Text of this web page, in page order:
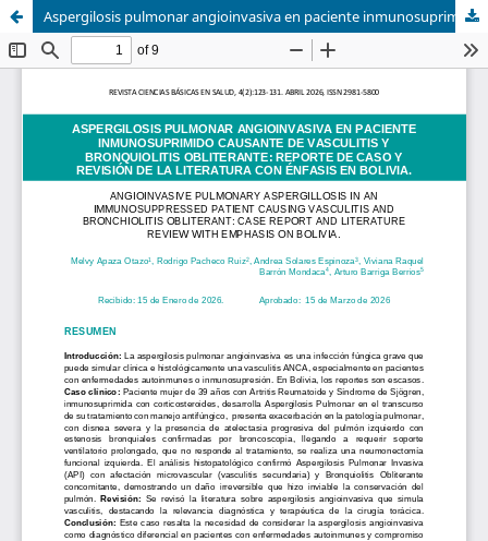
Aspergilosis pulmonar angioinvasiva en paciente inmunosuprimido causante de vasculitis y bronquiolitis obliterante: reporte de caso y revisión de la literatura con énfasis en Bolivia